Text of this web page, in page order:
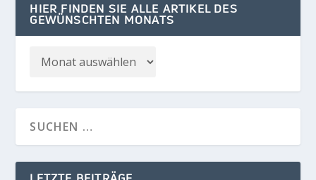
HIER FINDEN SIE ALLE ARTIKEL DES
GEWÜNSCHTEN MONATS